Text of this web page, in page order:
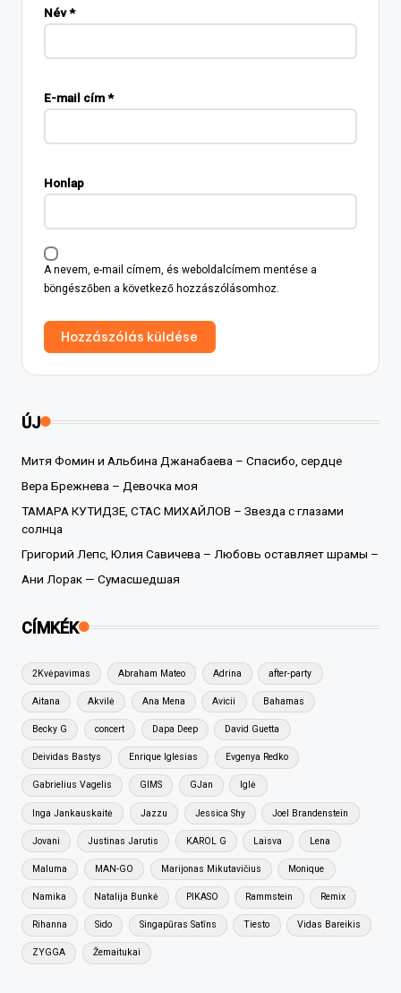
Név*
E-mail cím*
Honlap
A nevem, e-mail címem, és weboldalcímem mentése a
böngészőben a következő hozzászólásomhoz.
ÚJ
Митя Фомин и Альбина Джанабаева – Спасибо, сердце
Вера Брежнева – Девочка моя
ТАМАРА КУТИДЗЕ, СТАС МИХАЙЛОВ – Звезда с глазами
солнца
Григорий Лепс, Юлия Савичева – Любовь оставляет шрамы –
Ани Лорак — Сумасшедшая
CÍMKÉK
2Kvėpavimas Abraham Mateo Adrina after-party
Aitana Akvilė Ana Mena Avicii Bahamas
Becky G concert Dapa Deep David Guetta
Deividas Bastys Enrique Iglesias Evgenya Redko
Gabrielius Vagelis GIMS GJan Iglė
Inga Jankauskaitė Jazzu Jessica Shy Joel Brandenstein
Jovani Justinas Jarutis KAROL G Laisva Lena
Maluma MAN-GO Marijonas Mikutavičius Monique
Namika Natalija Bunkė PIKASO Rammstein Remix
Rihanna Sido Singapūras Satīns Tiesto Vidas Bareikis
ZYGGA Žemaitukai